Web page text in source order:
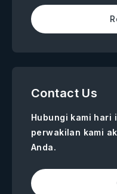
Contact Us
Hubungi kami hari
perwakilan kami
Anda.